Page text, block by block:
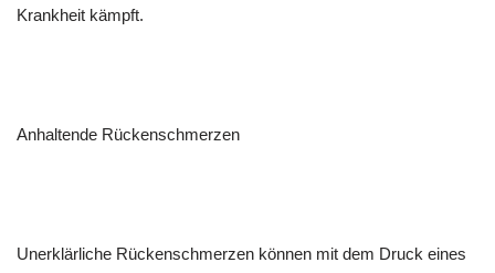
Krankheit kämpft.
Anhaltende Rückenschmerzen
Unerklärliche Rückenschmerzen können mit dem Druck eines